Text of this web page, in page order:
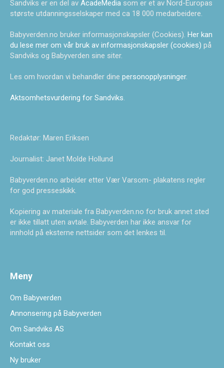
Sandviks er en del av AcadeMedia som er et av Nord-Europas
største utdanningsselskaper med ca 18 000 medarbeidere.
Babyverden.no bruker informasjonskapsler (Cookies). Her kan
du lese mer om vår bruk av informasjonskapsler (cookies) på
Sandviks og Babyverden sine siter.
Les om hvordan vi behandler dine personopplysninger.
Aktsomhetsvurdering for Sandviks.
Redaktør: Maren Eriksen
Journalist: Janet Molde Hollund
Babyverden.no arbeider etter Vær Varsom- plakatens regler
for god presseskikk.
Kopiering av materiale fra Babyverden.no for bruk annet sted
er ikke tillatt uten avtale. Babyverden har ikke ansvar for
innhold på eksterne nettsider som det lenkes til.
Meny
Om Babyverden
Annonsering på Babyverden
Om Sandviks AS
Kontakt oss
Ny bruker